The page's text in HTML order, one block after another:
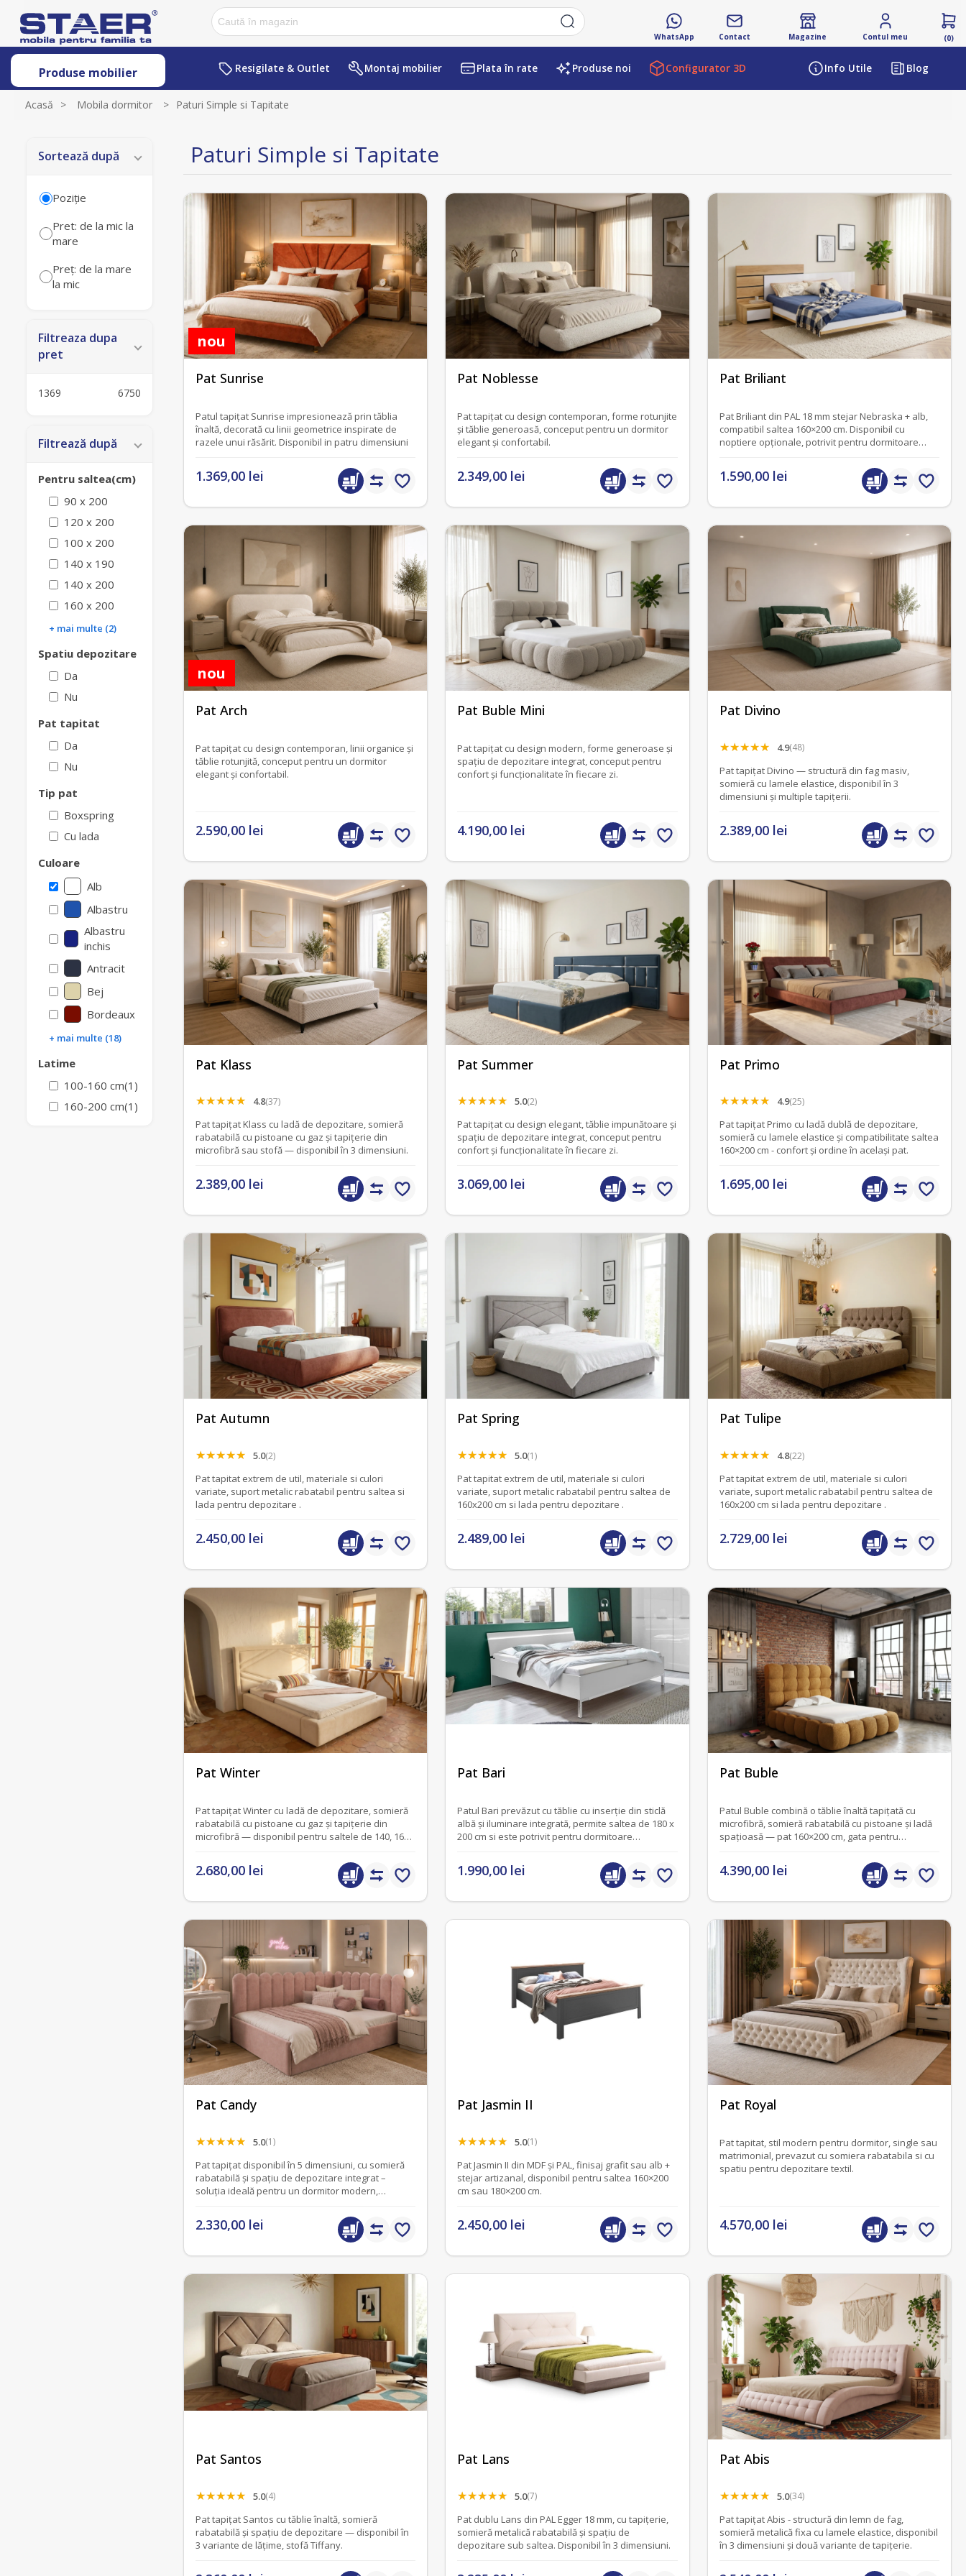
WhatsApp Contact Magazine Contul meu (0)
Produse mobilier Resigilate & Outlet Montaj mobilier Plata în rate Produse noi Configurator 3D Info Utile Blog
Acasă > Mobila dormitor > Paturi Simple si Tapitate
Sortează după
Poziţie
Pret: de la mic la
mare
Preț: de la mare
la mic
Filtreaza dupa
pret
1369 6750
Filtrează după
Pentru saltea(cm)
90 x 200
120 x 200
100 x 200
140 x 190
140 x 200
160 x 200
+ mai multe (2)
Spatiu depozitare
Da
Nu
Pat tapitat
Da
Nu
Tip pat
Boxspring
Cu lada
Culoare
Alb
Albastru
Albastru
inchis
Antracit
Bej
Bordeaux
+ mai multe (18)
Latime
100-160 cm(1)
160-200 cm(1)
Paturi Simple si Tapitate
Pat Sunrise
Patul tapițat Sunrise impresionează prin tăblia
înaltă, decorată cu linii geometrice inspirate de
razele unui răsărit. Disponibil in patru dimensiuni
nou
1.369,00 lei
Pat Noblesse
Pat tapițat cu design contemporan, forme rotunjite
și tăblie generoasă, conceput pentru un dormitor
elegant și confortabil.
2.349,00 lei
Pat Briliant
Pat Briliant din PAL 18 mm stejar Nebraska + alb,
compatibil saltea 160×200 cm. Disponibil cu
noptiere opționale, potrivit pentru dormitoare
1.590,00 lei
Pat Arch
Pat tapițat cu design contemporan, linii organice și
tăblie rotunjită, conceput pentru un dormitor
elegant și confortabil.
nou
2.590,00 lei
Pat Buble Mini
Pat tapițat cu design modern, forme generoase și
spațiu de depozitare integrat, conceput pentru
confort și funcționalitate în fiecare zi.
4.190,00 lei
Pat Divino
4.9(48)
Pat tapițat Divino — structură din fag masiv,
somieră cu lamele elastice, disponibil în 3
dimensiuni și multiple tapițerii.
2.389,00 lei
Pat Klass
4.8(37)
Pat tapițat Klass cu ladă de depozitare, somieră
rabatabilă cu pistoane cu gaz și tapițerie din
microfibră sau stofă — disponibil în 3 dimensiuni.
2.389,00 lei
Pat Summer
5.0(2)
Pat tapițat cu design elegant, tăblie impunătoare și
spațiu de depozitare integrat, conceput pentru
confort și funcționalitate în fiecare zi.
3.069,00 lei
Pat Primo
4.9(25)
Pat tapițat Primo cu ladă dublă de depozitare,
somieră cu lamele elastice și compatibilitate saltea
160×200 cm - confort și ordine în același pat.
1.695,00 lei
Pat Autumn
5.0(2)
Pat tapitat extrem de util, materiale si culori
variate, suport metalic rabatabil pentru saltea si
lada pentru depozitare .
2.450,00 lei
Pat Spring
5.0(1)
Pat tapitat extrem de util, materiale si culori
variate, suport metalic rabatabil pentru saltea de
160x200 cm si lada pentru depozitare .
2.489,00 lei
Pat Tulipe
4.8(22)
Pat tapitat extrem de util, materiale si culori
variate, suport metalic rabatabil pentru saltea de
160x200 cm si lada pentru depozitare .
2.729,00 lei
Pat Winter
Pat tapițat Winter cu ladă de depozitare, somieră
rabatabilă cu pistoane cu gaz și tapițerie din
microfibră — disponibil pentru saltele de 140, 160
2.680,00 lei
Pat Bari
Patul Bari prevăzut cu tăblie cu inserție din sticlă
albă și iluminare integrată, permite saltea de 180 x
200 cm si este potrivit pentru dormitoare
1.990,00 lei
Pat Buble
Patul Buble combină o tăblie înaltă tapițată cu
microfibră, somieră rabatabilă cu pistoane și ladă
spațioasă — pat 160×200 cm, gata pentru
4.390,00 lei
Pat Candy
5.0(1)
Pat tapițat disponibil în 5 dimensiuni, cu somieră
rabatabilă și spațiu de depozitare integrat –
soluția ideală pentru un dormitor modern,
2.330,00 lei
Pat Jasmin II
5.0(1)
Pat Jasmin II din MDF și PAL, finisaj grafit sau alb +
stejar artizanal, disponibil pentru saltea 160×200
cm sau 180×200 cm.
2.450,00 lei
Pat Royal
Pat tapitat, stil modern pentru dormitor, single sau
matrimonial, prevazut cu somiera rabatabila si cu
spatiu pentru depozitare textil.
4.570,00 lei
Pat Santos
5.0(4)
Pat tapițat Santos cu tăblie înaltă, somieră
rabatabilă și spațiu de depozitare — disponibil în
3 variante de lățime, stofă Tiffany.
Pat Lans
5.0(7)
Pat dublu Lans din PAL Egger 18 mm, cu tapițerie,
somieră metalică rabatabilă și spațiu de
depozitare sub saltea. Disponibil în 3 dimensiuni.
Pat Abis
5.0(34)
Pat tapițat Abis - structură din lemn de fag,
somieră metalică fixa cu lamele elastice, disponibil
în 3 dimensiuni și două variante de tapițerie.